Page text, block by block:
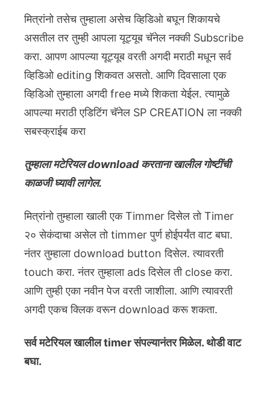
मित्रांनो तसेच तुम्हाला असेच व्हिडिओ बघून शिकायचे
असतील तर तुम्ही आपला यूट्यूब चॅनेल नक्की Subscribe
करा. आपण आपल्या यूट्यूब वरती अगदी मराठी मधून सर्व
व्हिडिओ editing शिकवत असतो. आणि दिवसाला एक
व्हिडिओ तुम्हाला अगदी free मध्ये शिकता येईल. त्यामुळे
आपल्या मराठी एडिटिंग चॅनेल SP CREATION ला नक्की
सबस्क्राईब करा
तुम्हाला मटेरियल download करताना खालील गोष्टींची
काळजी घ्यावी लागेल.
मित्रांनो तुम्हाला खाली एक Timmer दिसेल तो Timer
२० सेकंदाचा असेल तो timmer पुर्ण होईपर्यंत वाट बघा.
नंतर तुम्हाला download button दिसेल. त्यावरती
touch करा. नंतर तुम्हाला ads दिसेल ती close करा.
आणि तुम्ही एका नवीन पेज वरती जाशीला. आणि त्यावरती
अगदी एकच क्लिक वरून download करू शकता.
सर्व मटेरियल खालील timer संपल्यानंतर मिळेल. थोडी वाट
बघा.